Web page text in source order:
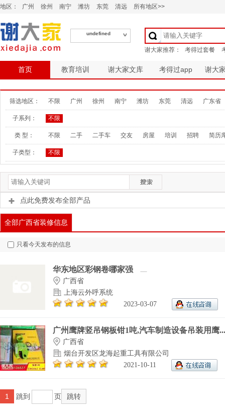
地区： 广州 徐州 南宁 潍坊 东莞 清远 所有地区>>
undefined
首页 教育培训 谢大家文库 考得过app 谢大
筛选地区： 不限 广州 徐州 南宁 潍坊 东莞 清远 广东省
子系列： 不限
类 型： 不限 二手 二手车 交友 房屋 培训 招聘 简历
子类型： 不限
点此免费发布全部产品
全部广西省装修信息
只看今天发布的信息
华东地区彩钢卷哪家强
广西省
上海云外呼系统
2023-03-07
广州鹰牌竖吊钢板钳1吨,汽车制造设备吊装用鹰
广西省
烟台开发区龙海起重工具有限公司
2021-10-11
1 跳到 页 跳转